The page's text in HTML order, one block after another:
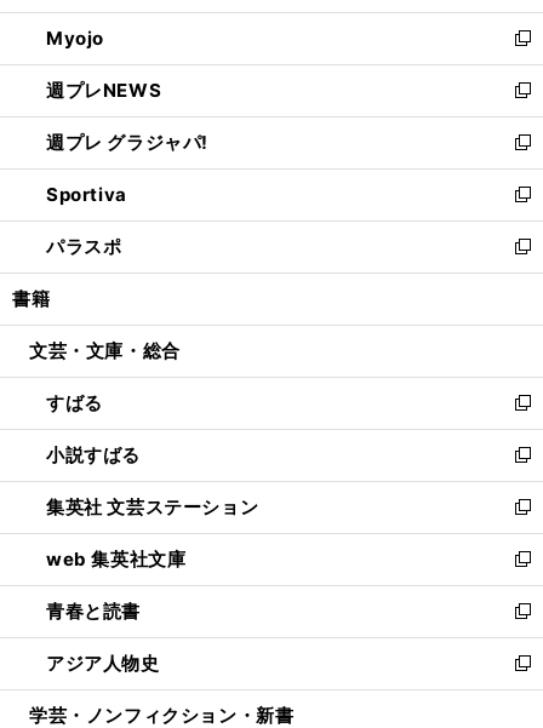
開
く
ウ
で
開
く
ン
ド
ウ
で
開
く
ウ
ィ
ン
ド
ウ
で
開
く
Myojo
新
し
い
ウ
ィ
ン
ド
ウ
で
開
週プレNEWS
新
し
い
ウ
ィ
ン
ド
ウ
開
週プレ グラジャパ!
新
し
い
ウ
ィ
ン
ウ
開
く
Sportiva
新
し
い
ウ
ン
ウ
で
開
く
パラスポ
新
し
ウ
ン
ド
ウ
で
開
く
書籍
文芸・文庫・総合
すばる
新
し
い
ウ
ィ
ン
ド
ウ
で
開
く
小説すばる
新
し
い
ウ
ィ
ン
ド
ウ
で
開
集英社 文芸ステーション
新
し
い
ウ
ィ
ン
ド
ウ
web 集英社文庫
新
し
い
ウ
ィ
ン
青春と読書
新
し
い
ウ
アジア人物史
新
し
学芸・ノンフィクション・新書